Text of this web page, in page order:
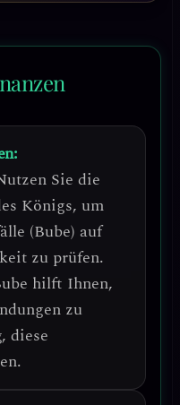
Sie die
Königs, um
(Bube) auf
zu prüfen.
hilft Ihnen,
zu
diese